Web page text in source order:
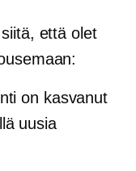
että olet
on kasvanut
uusia